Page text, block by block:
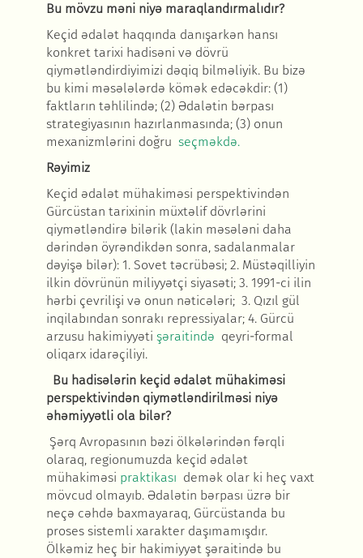
Bu mövzu məni niyə maraqlandırmalıdır?
Keçid ədalət haqqında danışarkən hansı
konkret tarixi hadisəni və dövrü
qiymətləndirdiyimizi dəqiq bilməliyik. Bu bizə
bu kimi məsələlərdə kömək edəcəkdir: (1)
faktların təhlilində; (2) Ədalətin bərpası
strategiyasının hazırlanmasında; (3) onun
mexanizmlərini doğru seçməkdə.
Rəyimiz
Keçid ədalət mühakiməsi perspektivindən
Gürcüstan tarixinin müxtəlif dövrlərini
qiymətləndirə bilərik (lakin məsələni daha
dərindən öyrəndikdən sonra, sadalanmalar
dəyişə bilər): 1. Sovet təcrübəsi; 2. Müstəqilliyin
ilkin dövrünün miliyyətçi siyasəti; 3. 1991-ci ilin
hərbi çevrilişi və onun nəticələri; 3. Qızıl gül
inqilabından sonrakı repressiyalar; 4. Gürcü
arzusu hakimiyyəti şəraitində qeyri-formal
oliqarx idarəçiliyi.
Bu hadisələrin keçid ədalət mühakiməsi
perspektivindən qiymətləndirilməsi niyə
əhəmiyyətli ola bilər?
Şərq Avropasının bəzi ölkələrindən fərqli
olaraq, regionumuzda keçid ədalət
mühakiməsi praktikası demək olar ki heç vaxt
mövcud olmayıb. Ədalətin bərpası üzrə bir
neçə cəhdə baxmayaraq, Gürcüstanda bu
proses sistemli xarakter daşımamışdır.
Ölkəmiz heç bir hakimiyyət şəraitində bu